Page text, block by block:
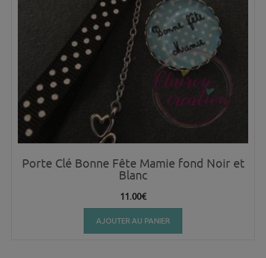
Porte Clé Bonne Fête Mamie fond Noir et
Blanc
11.00€
AJOUTER AU PANIER